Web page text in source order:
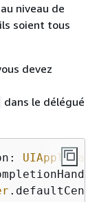
niveau de
soient tous
devez
dans le délégué
: